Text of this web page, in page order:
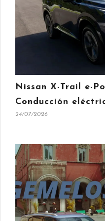
Nissan X-Trail e-
Conducción
24/07/2026